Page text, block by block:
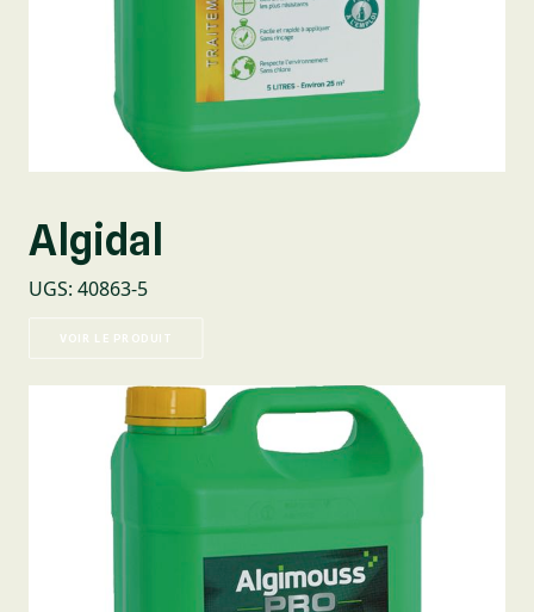
Algidal
UGS: 40863-5
VOIR LE PRODUIT